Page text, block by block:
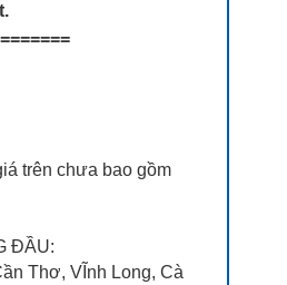
trên chưa bao gồm
ĐẦU:
Thơ, VĨnh Long, Cà